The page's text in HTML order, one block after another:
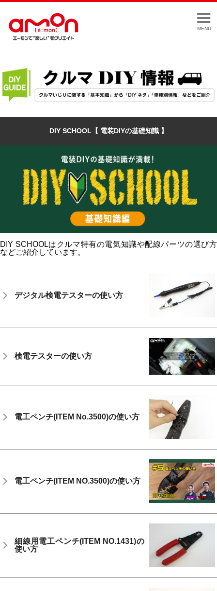
MENU
DIY SCHOOL【 電装DIYの基礎知識 】
DIY SCHOOLはクルマ特有の電気知識や配線パーツの選び方
などご紹介しています。
デジタル検電テスターの使い方
検電テスターの使い方
電工ペンチ(ITEM No.3500)の使い方
電工ペンチ(ITEM NO.3500)の使い方
細線用電工ペンチ(ITEM NO.1431)の
使い方